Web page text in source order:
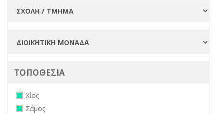
ΤΟΠΟΘΕΣΙΑ
Remove Χίος filter
Χίος
Remove Σάμος filter
Σάμος